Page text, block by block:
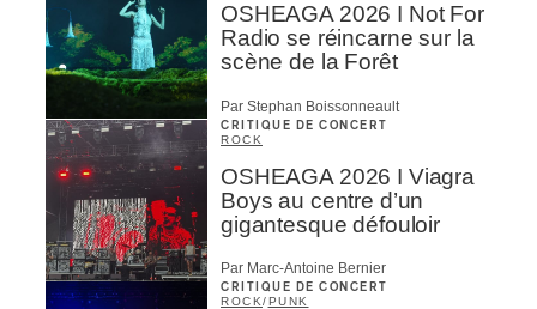
OSHEAGA 2026 I Not For
Radio se réincarne sur la
scène de la Forêt
Par Stephan Boissonneault
CRITIQUE DE CONCERT
ROCK
OSHEAGA 2026 I Viagra
Boys au centre d’un
gigantesque défouloir
Par Marc-Antoine Bernier
CRITIQUE DE CONCERT
ROCK/PUNK